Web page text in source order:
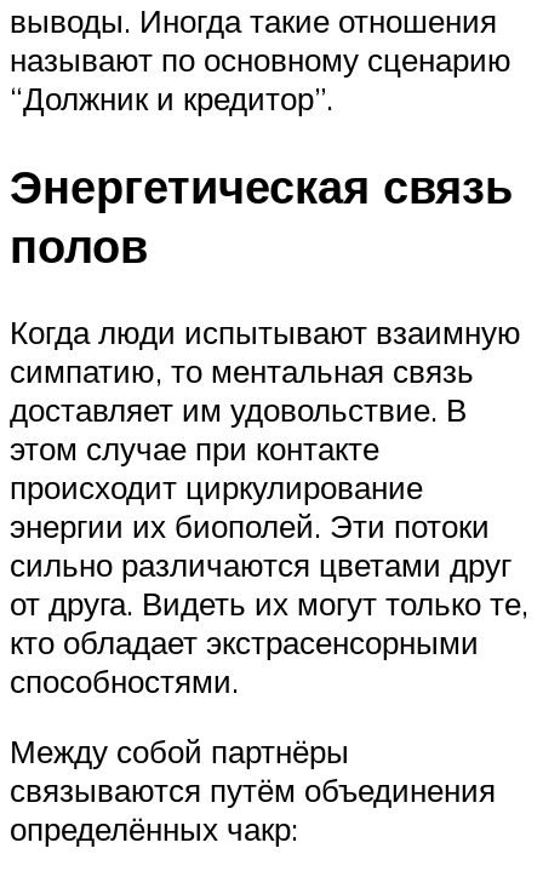
выводы. Иногда такие отношения
называют по основному сценарию
“Должник и кредитор”.
Энергетическая связь
полов
Когда люди испытывают взаимную
симпатию, то ментальная связь
доставляет им удовольствие. В
этом случае при контакте
происходит циркулирование
энергии их биополей. Эти потоки
сильно различаются цветами друг
от друга. Видеть их могут только те,
кто обладает экстрасенсорными
способностями.
Между собой партнёры
связываются путём объединения
определённых чакр: